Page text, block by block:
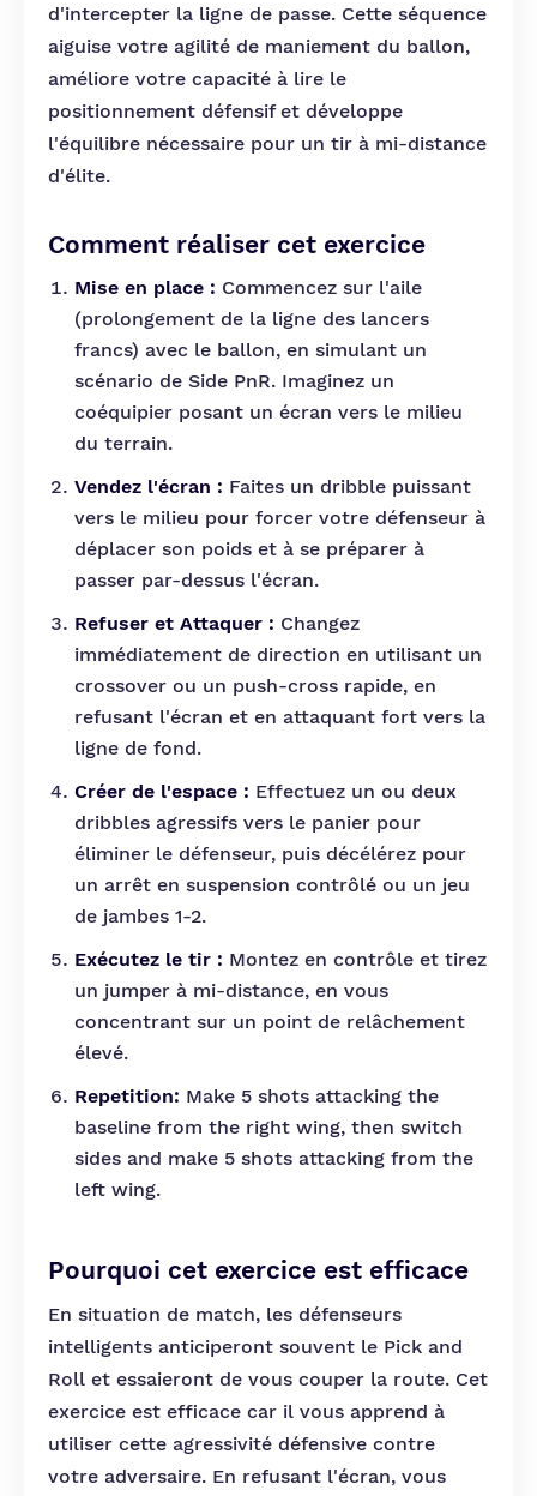
d'intercepter la ligne de passe. Cette séquence
aiguise votre agilité de maniement du ballon,
améliore votre capacité à lire le
positionnement défensif et développe
l'équilibre nécessaire pour un tir à mi-distance
d'élite.
Comment réaliser cet exercice
Mise en place : Commencez sur l'aile
(prolongement de la ligne des lancers
francs) avec le ballon, en simulant un
scénario de Side PnR. Imaginez un
coéquipier posant un écran vers le milieu
du terrain.
Vendez l'écran : Faites un dribble puissant
vers le milieu pour forcer votre défenseur à
déplacer son poids et à se préparer à
passer par-dessus l'écran.
Refuser et Attaquer : Changez
immédiatement de direction en utilisant un
crossover ou un push-cross rapide, en
refusant l'écran et en attaquant fort vers la
ligne de fond.
Créer de l'espace : Effectuez un ou deux
dribbles agressifs vers le panier pour
éliminer le défenseur, puis décélérez pour
un arrêt en suspension contrôlé ou un jeu
de jambes 1-2.
Exécutez le tir : Montez en contrôle et tirez
un jumper à mi-distance, en vous
concentrant sur un point de relâchement
élevé.
Repetition: Make 5 shots attacking the
baseline from the right wing, then switch
sides and make 5 shots attacking from the
left wing.
Pourquoi cet exercice est efficace
En situation de match, les défenseurs
intelligents anticiperont souvent le Pick and
Roll et essaieront de vous couper la route. Cet
exercice est efficace car il vous apprend à
utiliser cette agressivité défensive contre
votre adversaire. En refusant l'écran, vous